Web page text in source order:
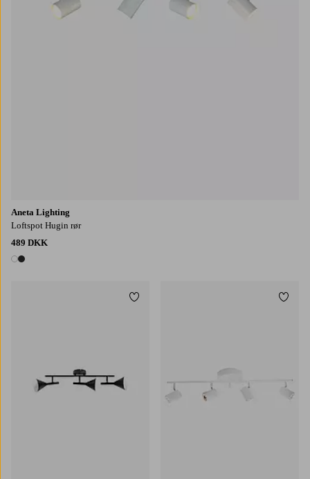
Aneta Lighting
Loftspot Hugin rør
489 DKK
2 farver
Tilføj til favoritter